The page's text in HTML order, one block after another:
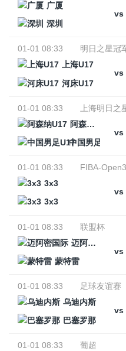
广厦
vs
深圳
01-01 08:33
明日之星冠
上海U17
vs
河床U17
01-01 08:33
上海明日之
阿森纳U17
vs
中国男足U17
01-01 08:33
FIBA-
3x3
vs
3x3
01-01 08:33
联盟杯
迈阿密国际
vs
蒙特雷
01-01 08:33
足球友谊赛
乌迪内斯
vs
巴塞罗那
01-01 08:33
葡超